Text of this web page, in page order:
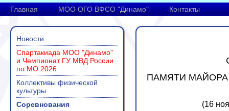
Главная МОО ОГО ВФСО "Динамо" Контакты
Новости
Спартакиада МОО "Динамо"
и Чемпионат ГУ МВД России
по МО 2026
Коллективы физической
культуры
Соревнования
ПАМЯТИ
(16